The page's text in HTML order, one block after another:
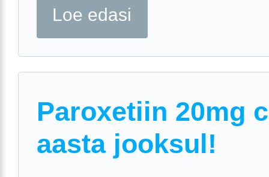
Loe edasi
Paroxetiin 20mg
aasta jooksul!